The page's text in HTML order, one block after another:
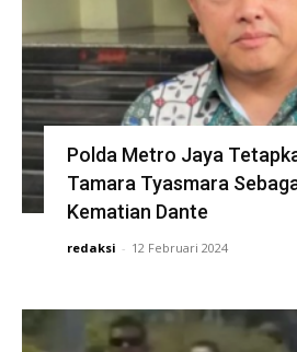
Polda Metro Jaya
Tamara Tyasmara
Kematian Dante
redaksi - 12 Februari 2024